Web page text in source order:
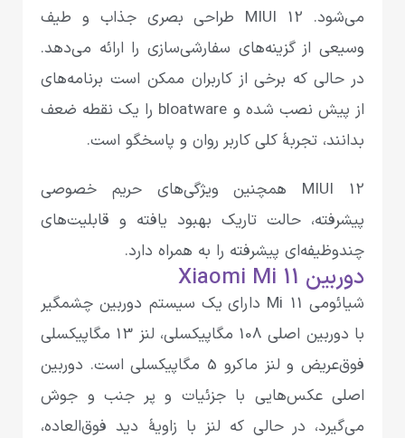
می‌شود. MIUI 12 طراحی بصری جذاب و طیف
وسیعی از گزینه‌های سفارشی‌سازی را ارائه می‌دهد.
در حالی که برخی از کاربران ممکن است برنامه‌های
از پیش نصب شده و bloatware را یک نقطه ضعف
بدانند، تجربهٔ کلی کاربر روان و پاسخگو است.
MIUI 12 همچنین ویژگی‌های حریم خصوصی
پیشرفته، حالت تاریک بهبود یافته و قابلیت‌های
چندوظیفه‌ای پیشرفته را به همراه دارد.
دوربین Xiaomi Mi 11
شیائومی ‌Mi 11 دارای یک سیستم دوربین چشمگیر
با دوربین اصلی 108 مگاپیکسلی، لنز 13 مگاپیکسلی
فوق‌عریض و لنز ماکرو 5 مگاپیکسلی است. دوربین
اصلی عکس‌هایی با جزئیات و پر جنب و جوش
می‌گیرد، در حالی که لنز با زاویهٔ دید فوق‌العاده،